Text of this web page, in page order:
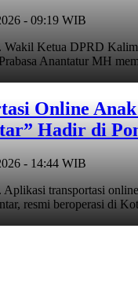
- 09:19 WIB
Wakil Ketua DPRD
Anantatur MH
Online
Hadir di
- 14:44 WIB
Aplikasi transportasi
resmi beroperasi di